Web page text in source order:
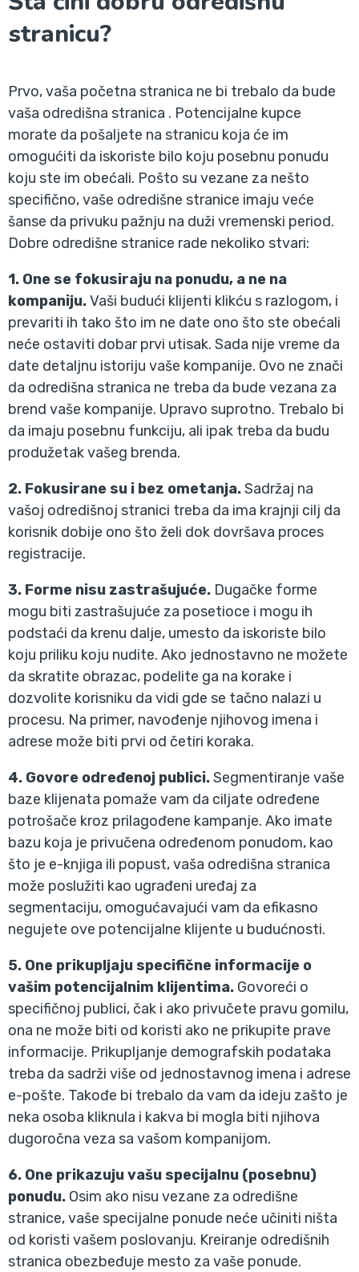
stranicu?
Prvo, vaša početna stranica ne bi trebalo da bude
vaša odredišna stranica . Potencijalne kupce
morate da pošaljete na stranicu koja će im
omogućiti da iskoriste bilo koju posebnu ponudu
koju ste im obećali. Pošto su vezane za nešto
specifično, vaše odredišne stranice imaju veće
šanse da privuku pažnju na duži vremenski period.
Dobre odredišne stranice rade nekoliko stvari:
1. One se fokusiraju na ponudu, a ne na
kompaniju.Vaši budući klijenti klikću s razlogom, i
prevariti ih tako što im ne date ono što ste obećali
neće ostaviti dobar prvi utisak. Sada nije vreme da
date detaljnu istoriju vaše kompanije. Ovo ne znači
da odredišna stranica ne treba da bude vezana za
brend vaše kompanije. Upravo suprotno. Trebalo bi
da imaju posebnu funkciju, ali ipak treba da budu
produžetak vašeg brenda.
2. Fokusirane su i bez ometanja.Sadržaj na
vašoj odredišnoj stranici treba da ima krajnji cilj da
korisnik dobije ono što želi dok dovršava proces
registracije.
3. Forme nisu zastrašujuće. Dugačke forme
mogu biti zastrašujuće za posetioce i mogu ih
podstaći da krenu dalje, umesto da iskoriste bilo
koju priliku koju nudite. Ako jednostavno ne možete
da skratite obrazac, podelite ga na korake i
dozvolite korisniku da vidi gde se tačno nalazi u
procesu. Na primer, navođenje njihovog imena i
adrese može biti prvi od četiri koraka.
4. Govore određenoj publici.Segmentiranje vaše
baze klijenata pomaže vam da ciljate određene
potrošače kroz prilagođene kampanje. Ako imate
bazu koja je privučena određenom ponudom, kao
što je e-knjiga ili popust, vaša odredišna stranica
može poslužiti kao ugrađeni uređaj za
segmentaciju, omogućavajući vam da efikasno
negujete ove potencijalne klijente u budućnosti.
5. One prikupljaju specifične informacije o
vašim potencijalnim klijentima. Govoreći o
specifičnoj publici, čak i ako privučete pravu gomilu,
ona ne može biti od koristi ako ne prikupite prave
informacije. Prikupljanje demografskih podataka
treba da sadrži više od jednostavnog imena i adrese
e-pošte. Takođe bi trebalo da vam da ideju zašto je
neka osoba kliknula i kakva bi mogla biti njihova
dugoročna veza sa vašom kompanijom.
6. One prikazuju vašu specijalnu (posebnu)
ponudu. Osim ako nisu vezane za odredišne
stranice, vaše specijalne ponude neće učiniti ništa
od koristi vašem poslovanju. Kreiranje odredišnih
stranica obezbeđuje mesto za vaše ponude.